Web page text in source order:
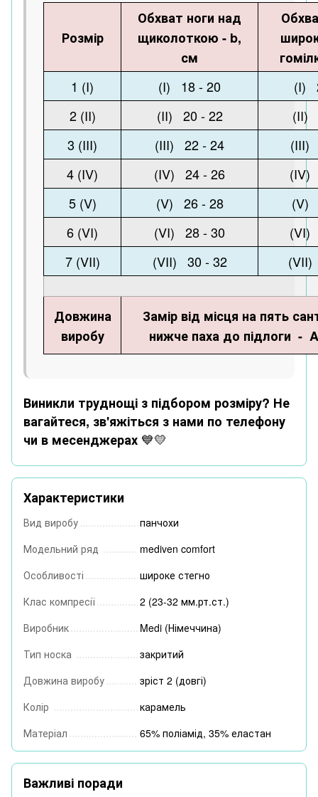
Розмір
Обхват ноги над
щиколоткою - b,
см
1 (I)
(I) 18 - 20
(I)
2 (II)
(II) 20 - 22
(II)
3 (III)
(III) 22 - 24
(III)
4 (IV)
(IV) 24 - 26
(IV)
5 (V)
(V) 26 - 28
(V)
6 (VI)
(VI) 28 - 30
(VI)
7 (VII)
(VII) 30 - 32
Довжина
виробу
Замір від місця на пять
нижче паха до підлоги -
Виникли труднощі з підбором розміру? Не
вагайтеся, зв'яжіться з нами по телефону
чи в месенджерах 💙💛
Характеристики
Вид виробу
панчохи
Модельний ряд
mediven comfort
Особливості
широке стегно
Клас компресії
2 (23-32 мм.рт.ст.)
Виробник
Medi (Німеччина)
Тип носка
закритий
Довжина виробу
зріст 2 (довгі)
Колір
карамель
Матеріал
65% поліамід, 35% еластан
Важливі поради